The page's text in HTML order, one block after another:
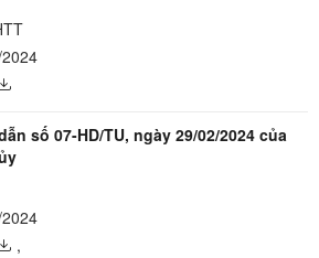
số 07-HD/TU, ngày 29/02/2024 của
,